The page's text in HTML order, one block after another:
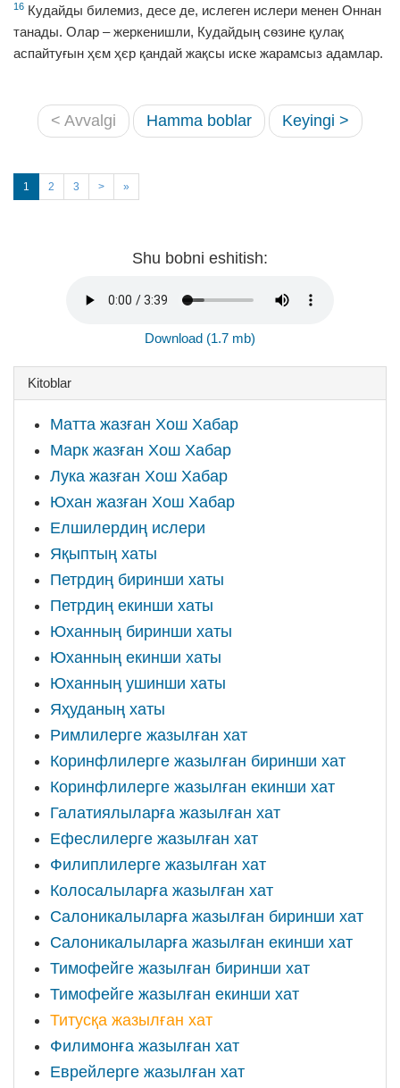
16 Кудайды билемиз, десе де, ислеген ислери менен Оннан
танады. Олар – жеркенишли, Кудайдың сѳзине қулақ
аспайтуғын ҳєм ҳєр қандай жақсы иске жарамсыз адамлар.
< Avvalgi Hamma boblar Keyingi >
1 2 3 > »
Shu bobni eshitish:
Download (1.7 mb)
Kitoblar
Матта жазған Хош Хабар
Марк жазған Хош Хабар
Лука жазған Хош Хабар
Юхан жазған Хош Хабар
Елшилердиң ислери
Яқыптың хаты
Петрдиң биринши хаты
Петрдиң екинши хаты
Юханның биринши хаты
Юханның екинши хаты
Юханның ушинши хаты
Яҳуданың хаты
Римлилерге жазылған хат
Коринфлилерге жазылған биринши хат
Коринфлилерге жазылған екинши хат
Галатиялыларға жазылған хат
Ефеслилерге жазылған хат
Филиплилерге жазылған хат
Колосалыларға жазылған хат
Салоникалыларға жазылған биринши хат
Салоникалыларға жазылған екинши хат
Тимофейге жазылған биринши хат
Тимофейге жазылған екинши хат
Титусқа жазылған хат
Филимонға жазылған хат
Еврейлерге жазылған хат